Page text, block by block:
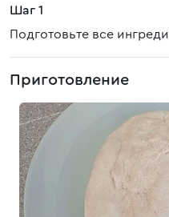
Шаг 1
Подготовьте все
Приготовление